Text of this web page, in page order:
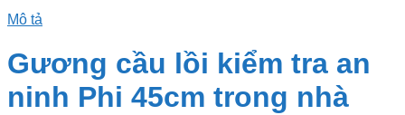
Mô tả
Gương cầu lồi kiểm tra an
ninh Phi 45cm trong nhà